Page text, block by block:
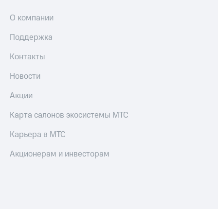
О компании
Поддержка
Контакты
Новости
Акции
Карта салонов экосистемы МТС
Карьера в МТС
Акционерам и инвесторам